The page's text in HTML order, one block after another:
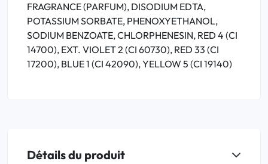
FRAGRANCE (PARFUM), DISODIUM EDTA,
POTASSIUM SORBATE, PHENOXYETHANOL,
SODIUM BENZOATE, CHLORPHENESIN, RED 4 (CI
14700), EXT. VIOLET 2 (CI 60730), RED 33 (CI
17200), BLUE 1 (CI 42090), YELLOW 5 (CI 19140)
Détails du produit